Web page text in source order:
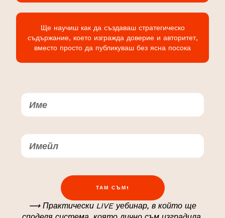
Ще научиш как да създаваш стратегическо
съдържание, което изгражда доверие и авторитет,
вместо просто да публикуваш без ясна посока
ТАМ СЪМ!
⟶ Практически LIVE уебинар, в който ще